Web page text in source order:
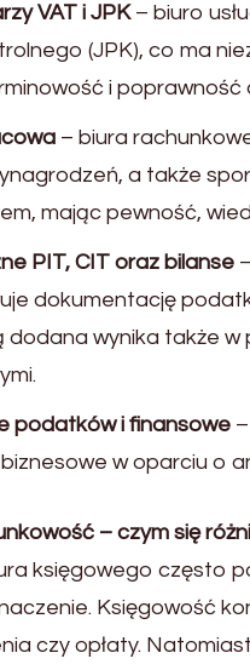
VAT i JPK– biuro
(JPK), co ma
i poprawność
– biura
a także
mając pewność,
PIT, CIT oraz bilanse
dokumentację
wynika także w
podatków i finansowe
w oparciu o
– czym się
księgowego często
Księgowość
czy opłaty.